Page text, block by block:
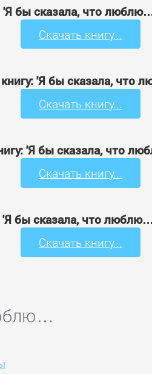
'Я бы сказала, что
Скачать книгу...
'Я бы сказала, что
Скачать книгу...
'Я бы сказала, что
Скачать книгу...
'Я бы сказала, что
Скачать книгу...